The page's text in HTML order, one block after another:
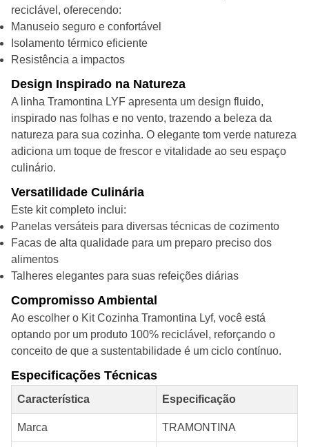
reciclável, oferecendo:
Manuseio seguro e confortável
Isolamento térmico eficiente
Resistência a impactos
Design Inspirado na Natureza
A linha Tramontina LYF apresenta um design fluido,
inspirado nas folhas e no vento, trazendo a beleza da
natureza para sua cozinha. O elegante tom verde natureza
adiciona um toque de frescor e vitalidade ao seu espaço
culinário.
Versatilidade Culinária
Este kit completo inclui:
Panelas versáteis para diversas técnicas de cozimento
Facas de alta qualidade para um preparo preciso dos
alimentos
Talheres elegantes para suas refeições diárias
Compromisso Ambiental
Ao escolher o Kit Cozinha Tramontina Lyf, você está
optando por um produto 100% reciclável, reforçando o
conceito de que a sustentabilidade é um ciclo contínuo.
Especificações Técnicas
Característica Especificação
Marca TRAMONTINA